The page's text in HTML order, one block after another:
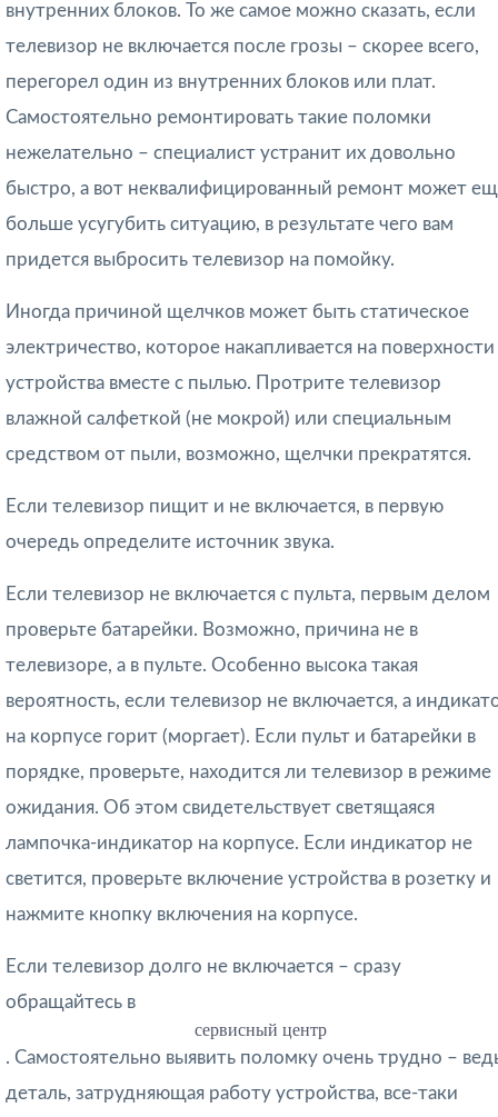
внутренних блоков. То же самое можно сказать, если
телевизор не включается после грозы – скорее всего,
перегорел один из внутренних блоков или плат.
Самостоятельно ремонтировать такие поломки
нежелательно – специалист устранит их довольно
быстро, а вот неквалифицированный ремонт может
больше усугубить ситуацию, в результате чего вам
придется выбросить телевизор на помойку.
Иногда причиной щелчков может быть статическое
электричество, которое накапливается на поверхности
устройства вместе с пылью. Протрите телевизор
влажной салфеткой (не мокрой) или специальным
средством от пыли, возможно, щелчки прекратятся.
Если телевизор пищит и не включается, в первую
очередь определите источник звука.
Если телевизор не включается с пульта, первым делом
проверьте батарейки. Возможно, причина не в
телевизоре, а в пульте. Особенно высока такая
вероятность, если телевизор не включается, а
на корпусе горит (моргает). Если пульт и батарейки в
порядке, проверьте, находится ли телевизор в режиме
ожидания. Об этом свидетельствует светящаяся
лампочка-индикатор на корпусе. Если индикатор не
светится, проверьте включение устройства в розетку и
нажмите кнопку включения на корпусе.
Если телевизор долго не включается – сразу
обращайтесь в
сервисный центр
. Самостоятельно выявить поломку очень трудно –
деталь, затрудняющая работу устройства, все-таки